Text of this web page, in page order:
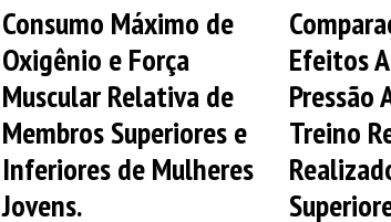
Consumo Máximo de
Oxigênio e Força
Muscular Relativa de
Membros Superiores e
Inferiores de Mulheres
Jovens.
Efeitos
Pressão
Treino